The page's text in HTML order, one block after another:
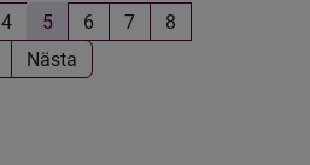
4 5 6 7
8
Nästa